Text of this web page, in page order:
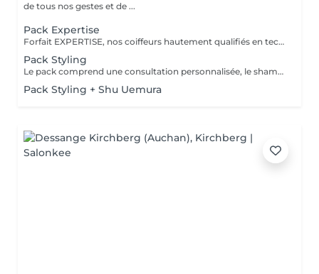
de tous nos gestes et de ...
Pack Expertise
Forfait EXPERTISE, nos coiffeurs hautement qualifiés en technique anglo-saxonne, en formation continu et diplômés d’une académie anglaise à Paris. Vous offre une séance d’une heure avec votre coach en suivi beauté. Ce pack inclus : 1 h de prestation Un diagnostique personnalisé Shampoing spécifique Haircare Conditioner spécifique Produit de coiffage Coupe Styling Produit de finition
Pack Styling
Le pack comprend une consultation personnalisée, le shampooing et le conditionneur spécifiques REDKEN , le séchage et les produits de styling REDKEN * Tarifs à titre indicatifs à confirmer après la consultation personnalisée établit auprès de votre coiffeur/stylist/spécialiste * La direction se réserve le droit d’apporter des modifications pour le bon fonctionnement du salon
Pack Styling + Shu Uemura